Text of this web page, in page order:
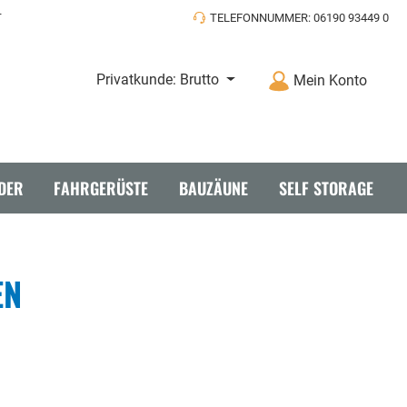
TELEFONNUMMER: 06190 93449 0
Privatkunde: Brutto Mein Konto
FAHRGERÜSTE BAUZÄUNE SELF STORAGE